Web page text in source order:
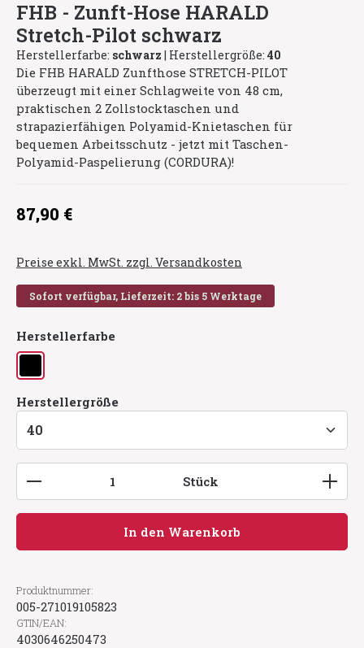
FHB - Zunft-Hose HARALD
Stretch-Pilot schwarz
Herstellerfarbe: schwarz | Herstellergröße: 40
Die FHB HARALD Zunfthose STRETCH-PILOT
überzeugt mit einer Schlagweite von 48 cm,
praktischen 2 Zollstocktaschen und
strapazierfähigen Polyamid-Knietaschen für
bequemen Arbeitsschutz - jetzt mit Taschen-
Polyamid-Paspelierung (CORDURA)!
Regulärer Preis:
87,90 €
Preise exkl. MwSt. zzgl. Versandkosten
Sofort verfügbar, Lieferzeit: 2 bis 5 Werktage
Herstellerfarbe
schwarz
Herstellergröße
Produkt Anzahl: Gib den gewünschten Wert
Stück
In den Warenkorb
Produktnummer:
005-271019105823
GTIN/EAN:
4030646250473